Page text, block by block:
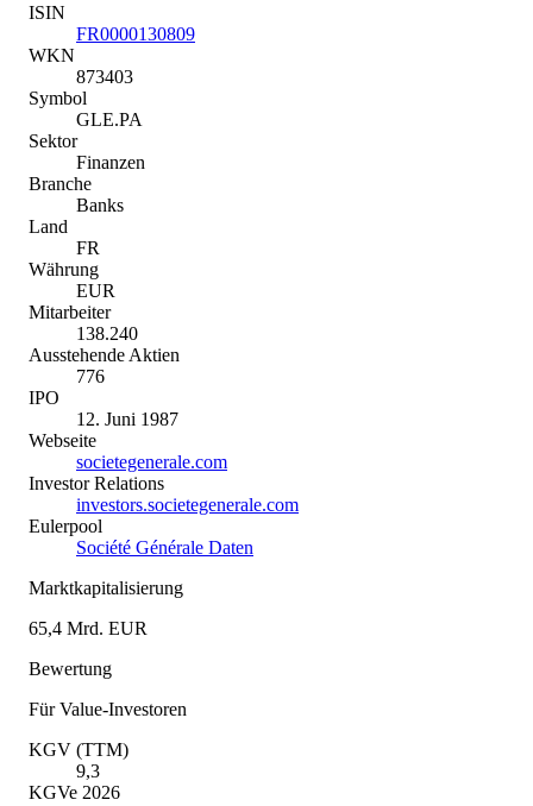
ISIN
FR0000130809
WKN
873403
Symbol
GLE.PA
Sektor
Finanzen
Branche
Banks
Land
FR
Währung
EUR
Mitarbeiter
138.240
Ausstehende Aktien
776
IPO
12. Juni 1987
Webseite
societegenerale.com
Investor Relations
investors.societegenerale.com
Eulerpool
Société Générale Daten
Marktkapitalisierung
65,4 Mrd. EUR
Bewertung
Für Value-Investoren
KGV (TTM)
9,3
KGVe 2026